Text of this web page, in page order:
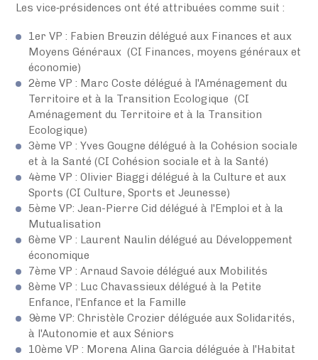
Les vice‑présidences ont été attribuées comme suit :
1er VP : Fabien Breuzin délégué aux Finances et aux
Moyens Généraux (CI Finances, moyens généraux et
économie)
2ème VP : Marc Coste délégué à l'Aménagement du
Territoire et à la Transition Ecologique (CI
Aménagement du Territoire et à la Transition
Ecologique)
3ème VP : Yves Gougne délégué à la Cohésion sociale
et à la Santé (CI Cohésion sociale et à la Santé)
4ème VP : Olivier Biaggi délégué à la Culture et aux
Sports (CI Culture, Sports et Jeunesse)
5ème VP: Jean-Pierre Cid délégué à l'Emploi et à la
Mutualisation
6ème VP : Laurent Naulin délégué au Développement
économique
7ème VP : Arnaud Savoie délégué aux Mobilités
8ème VP : Luc Chavassieux délégué à la Petite
Enfance, l'Enfance et la Famille
9ème VP: Christèle Crozier déléguée aux Solidarités,
à l'Autonomie et aux Séniors
10ème VP : Morena Alina Garcia déléguée à l'Habitat